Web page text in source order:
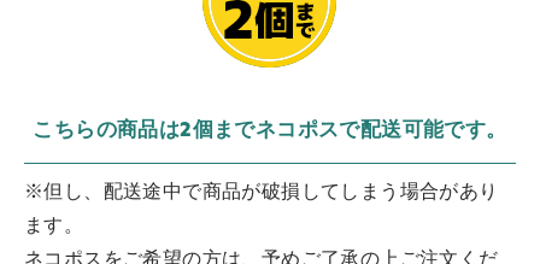
こちらの商品は2個までネコポスで配送可能です。
※但し、配送途中で商品が破損してしまう場合があり
ます。
ネコポスをご希望の方は、予めご了承の上ご注文くだ